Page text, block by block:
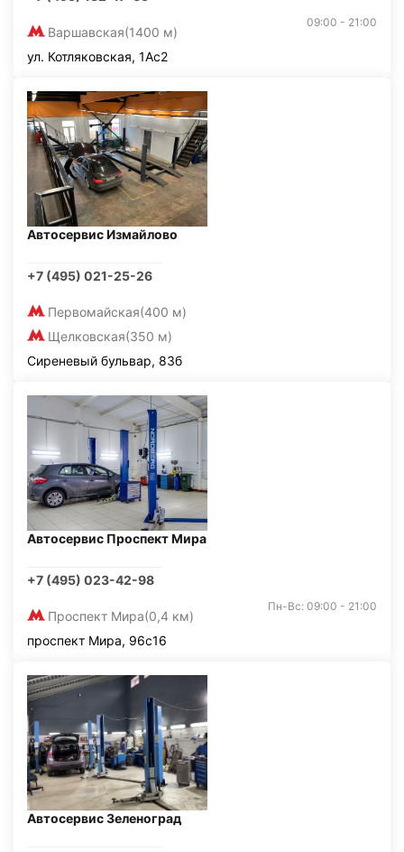
Варшавская(1400 м)
09:00 - 21:00
ул. Котляковская, 1Ас2
Автосервис Измайлово
+7 (495) 021-25-26
Первомайская(400 м)
Щелковская(350 м)
Сиреневый бульвар, 83б
Автосервис Проспект Мира
+7 (495) 023-42-98
Проспект Мира(0,4 км)
Пн-Вс: 09:00 - 21:00
проспект Мира, 96с16
Автосервис Зеленоград